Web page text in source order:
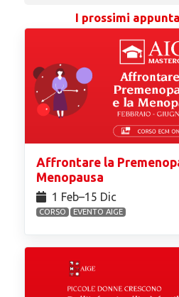
I prossimi
Affrontare la
Menopausa
1 Feb⁠–15 Dic
CORSO EVENTO AIGE